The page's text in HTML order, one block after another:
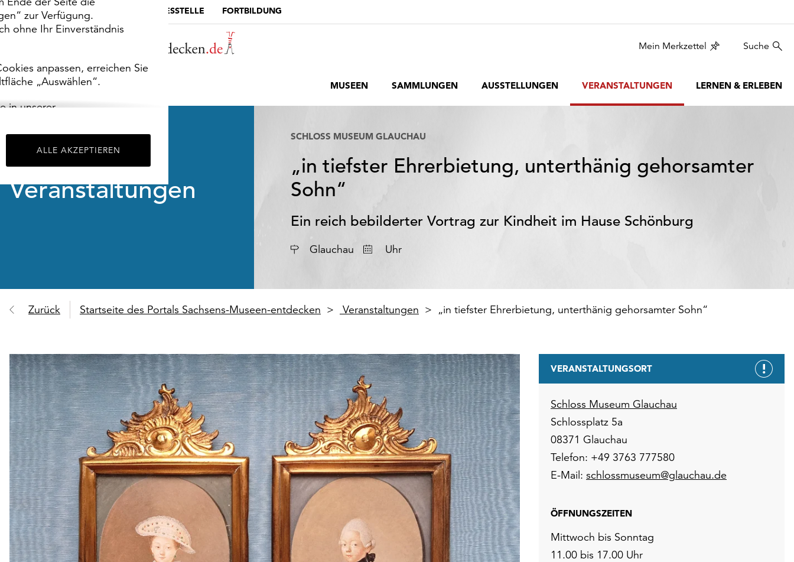
zur Verfügung.
ohne Ihr Einverständnis
anpassen, erreichen Sie
„Auswählen“.
in unserer
ALLE AKZEPTIEREN
MUSEUMSPORTAL DIE LANDESSTELLE FORTBILDUNG
Mein Merkzettel Suche
MUSEEN SAMMLUNGEN AUSSTELLUNGEN VERANSTALTUNGEN LERNEN & ERLEBEN
Veranstaltungen
SCHLOSS MUSEUM GLAUCHAU
„in tiefster Ehrerbietung, unterthänig gehorsamter
Sohn“
Ein reich bebilderter Vortrag zur Kindheit im Hause Schönburg
Glauchau DatumUhr
Zurück Startseite des Portals Sachsens-Museen-entdecken Veranstaltungen „in tiefster Ehrerbietung, unterthänig gehorsamter Sohn“
VERANSTALTUNGSORT
Schloss Museum Glauchau
Schlossplatz 5a
08371 Glauchau
Telefon: +49 3763 777580
E-Mail: schlossmuseum@glauchau.de
ÖFFNUNGSZEITEN
Mittwoch bis Sonntag
11.00 bis 17.00 Uhr